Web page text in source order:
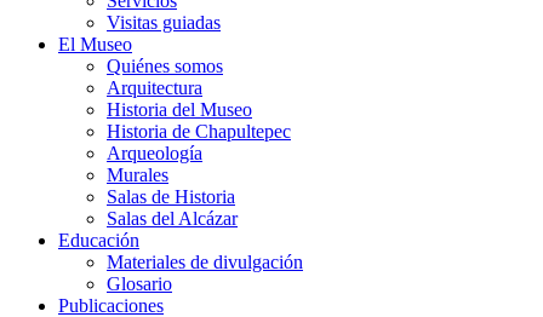
Visitas guiadas
El Museo
Quiénes somos
Arquitectura
Historia del Museo
Historia de Chapultepec
Arqueología
Murales
Salas de Historia
Salas del Alcázar
Educación
Materiales de divulgación
Glosario
Publicaciones